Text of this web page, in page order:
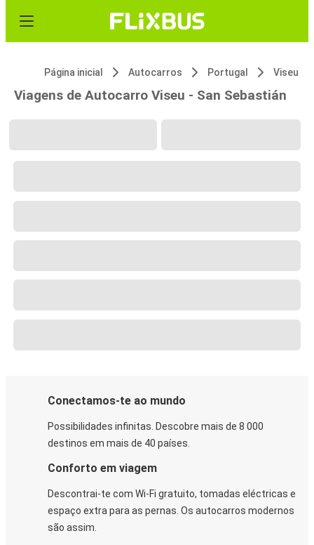
Página inicial Autocarros Portugal Viseu
Viagens de Autocarro Viseu - San Sebastián
Conectamos-te ao mundo
Possibilidades infinitas. Descobre mais de 8 000
destinos em mais de 40 países.
Conforto em viagem
Descontrai-te com Wi-Fi gratuito, tomadas eléctricas e
espaço extra para as pernas. Os autocarros modernos
são assim.